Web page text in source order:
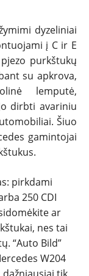
dyzeliniai
į C ir E
purkštukų
su apkrova,
lemputė,
dirbti avariniu
Šiuo
gamintojai
pirkdami
250 CDI
ar
nes tai
“Auto Bild”
W204